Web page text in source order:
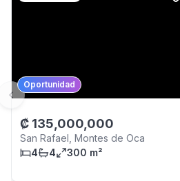
Oportunidad
₡ 135,000,000
San Rafael, Montes de Oca
4
4 300 m²
Previous slide